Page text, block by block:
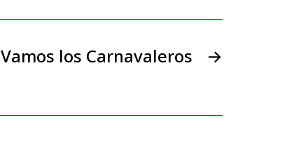
→
Vamos los Carnavaleros